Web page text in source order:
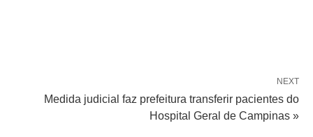
NEXT
Medida judicial faz prefeitura transferir pacientes do
Hospital Geral de Campinas »